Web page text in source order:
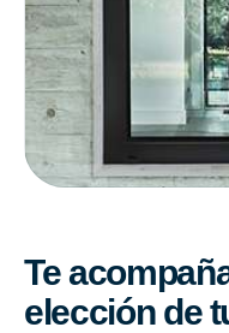
Te
elección de